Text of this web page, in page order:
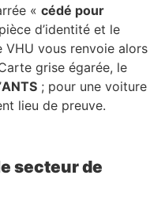
« cédé pour
d’identité et le
VHU vous renvoie alors
grise égarée, le
ANTS ; pour une voiture
lieu de preuve.
secteur de